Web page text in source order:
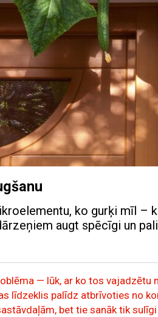
ko gurķi mīl –
augt spēcīgi un
— lūk, ar ko tos vajadzētu
līdzeklis palīdz atbrīvoties no
bet tie sanāk tik